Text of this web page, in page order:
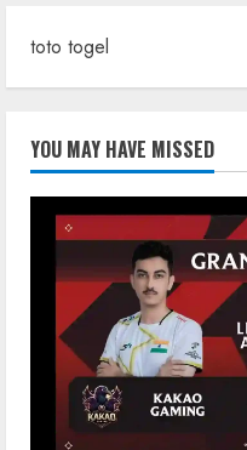
toto togel
YOU MAY HAVE MISSED